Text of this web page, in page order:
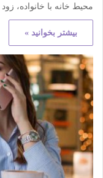
محیط خانه با خانواده،
بیشتر بخوانید »